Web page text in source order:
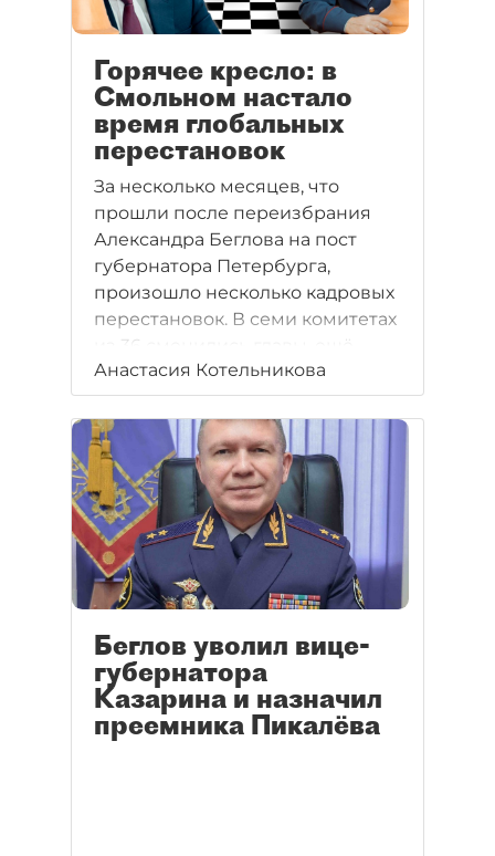
Горячее кресло: в
Смольном настало
время глобальных
перестановок
За несколько месяцев, что
прошли после переизбрания
Александра Беглова на пост
губернатора Петербурга,
произошло несколько кадровых
перестановок. В семи комитетах
из 36 сменились главы, ещё
один лишился должности
замглавы из-за дела о
коррупции. "Деловой
Петербург" разбирался в
отставках и назначениях
чиновников и их возможном
значении.
Анастасия Котельникова
Беглов уволил вице-
губернатора
Казарина и назначил
преемника Пикалёва